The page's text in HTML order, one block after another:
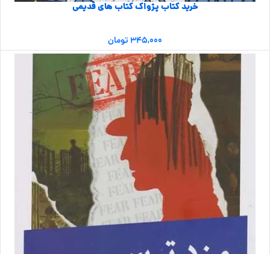
خرید کتاب پژواک کتاب های قدیمی
۳۴۵,۰۰۰تومان